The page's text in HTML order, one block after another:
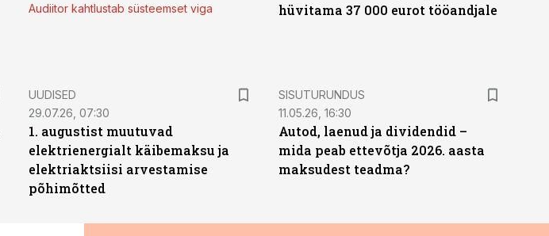
Audiitor kahtlustab süsteemset viga
hüvitama 37 000 eurot tööandjale
UUDISED
29.07.26, 07:30
1. augustist muutuvad
elektrienergialt käibemaksu ja
elektriaktsiisi arvestamise
põhimõtted
ST
SISUTURUNDUS
11.05.26, 16:30
Autod, laenud ja dividendid –
mida peab ettevõtja 2026. aasta
maksudest teadma?